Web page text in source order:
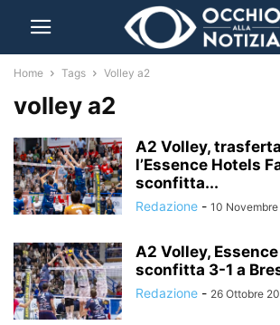
Home Tags Volley a2
volley a2
A2 Volley,
l’Essence Hotels
sconfitta...
Redazione - 10
A2 Volley,
sconfitta 3-1 a
Redazione - 26 Ottobre